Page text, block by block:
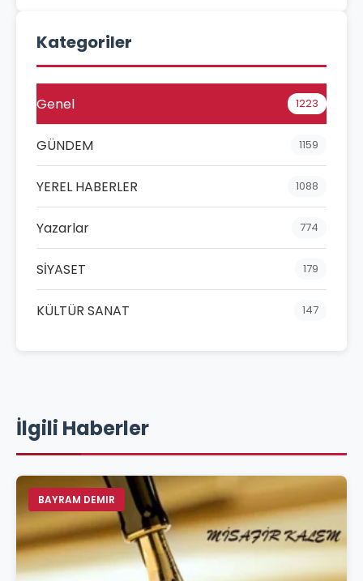
Kategoriler
Genel 1223
GÜNDEM 1159
YEREL HABERLER 1088
Yazarlar 774
SİYASET 179
KÜLTÜR SANAT 147
İlgili Haberler
BAYRAM DEMIR